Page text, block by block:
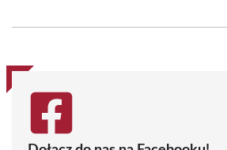
(Twitter)